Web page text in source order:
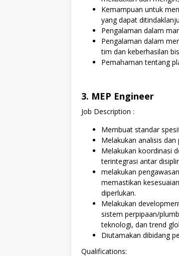
Kemampuan untuk
yang dapat
Pengalaman dalam
Pengalaman dalam
tim dan keberhasilan
Pemahaman tentang
3. MEP Engineer
Job Description :
Membuat standar
Melakukan analisis
Melakukan koordinasi
terintegrasi antar
melakukan
memastikan
diperlukan.
Melakukan
sistem perpipaan/
teknologi, dan trend
Diutamakan dibidang
Qualifications: